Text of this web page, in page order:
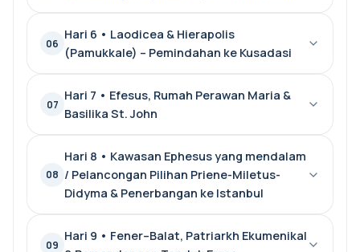
06
Hari 6 • Laodicea & Hierapolis
(Pamukkale) – Pemindahan ke Kusadasi
07
Hari 7 • Efesus, Rumah Perawan Maria &
Basilika St. John
08
Hari 8 • Kawasan Ephesus yang mendalam
/ Pelancongan Pilihan Priene-Miletus-
Didyma & Penerbangan ke Istanbul
09
Hari 9 • Fener–Balat, Patriarkh Ekumenikal